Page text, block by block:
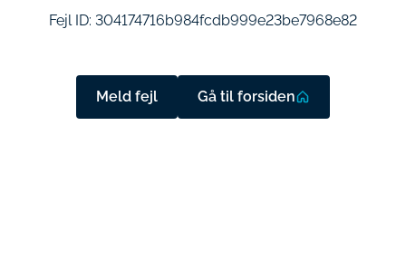
Fejl ID: 304174716b984fcdb999e23be7968e82
Meld fejl Gå til forsiden